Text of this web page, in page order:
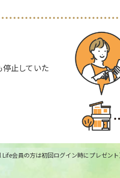
停止していた
会員の方は初回ログイン時にプレゼン